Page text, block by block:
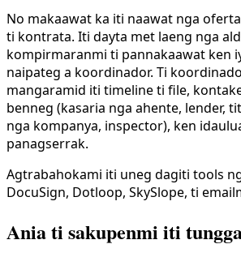
No makaawat ka iti naawat nga
ti kontrata. Iti dayta met laeng nga
kompirmaranmi ti pannakaawat ken
naipateg a koordinador. Ti
mangaramid iti timeline ti file,
benneg (kasaria nga ahente, lender,
nga kompanya, inspector), ken
panagserrak.
Agtrabahokami iti uneg dagiti tools
DocuSign, Dotloop, SkySlope, ti
Ania ti sakupenmi iti